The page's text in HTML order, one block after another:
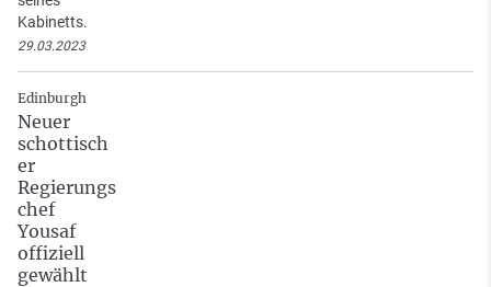
Kabinetts.
29.03.2023
Edinburgh
Neuer
schottisch
er
Regierungs
chef
Yousaf
offiziell
gewählt